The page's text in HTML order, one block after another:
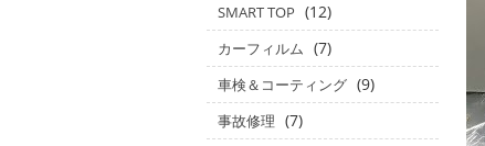
SMART TOP (12)
カーフィルム (7)
車検＆コーティング (9)
事故修理 (7)